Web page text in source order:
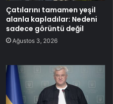
Çatılarını tamamen yeşil
alanla kapladılar: Nedeni
sadece görüntü değil
Ağustos 3, 2026